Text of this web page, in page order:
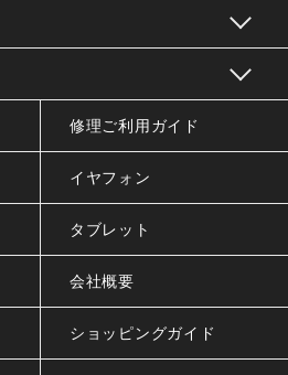
修理ご利用ガイド
イヤフォン
タブレット
会社概要
ショッピングガイド